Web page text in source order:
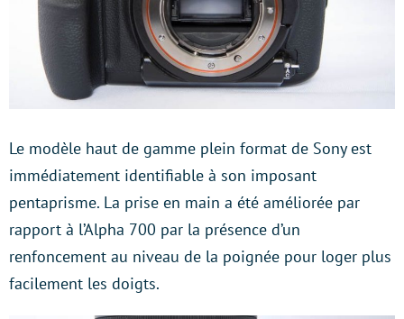
Le modèle haut de gamme plein format de Sony est
immédiatement identifiable à son imposant
pentaprisme. La prise en main a été améliorée par
rapport à l’Alpha 700 par la présence d’un
renfoncement au niveau de la poignée pour loger plus
facilement les doigts.